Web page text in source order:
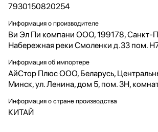
7930150820254
Информация о производителе
Ви Эл Пи компани ООО, 199178, Санкт-
Набережная реки Смоленки д.33 пом.
Информация об импортере
АйСтор Плюс ООО, Беларусь,
Минск, ул. Ленина, дом 5, пом. 3Н,
Информация о стране производства
КИТАЙ